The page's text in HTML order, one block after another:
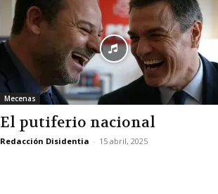
Mecenas
El putiferio nacional
Redacción Disidentia - 15 abril, 2025